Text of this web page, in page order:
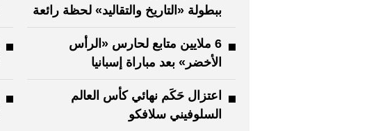
ببطولة «التاريخ والتقاليد» لحظة رائعة
6 ملايين متابع لحارس «الرأس
الأخضر» بعد مباراة إسبانيا
اعتزال حَكَم نهائي كأس العالم
السلوفيني سلافكو